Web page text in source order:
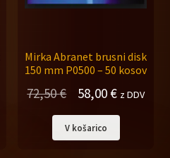
Mirka Abranet brusni disk
150 mm P0500 – 50 kosov
72,50€
Izvirna
cena
je
58,00 €Trenutna
cena
je:
z DDV
V košarico